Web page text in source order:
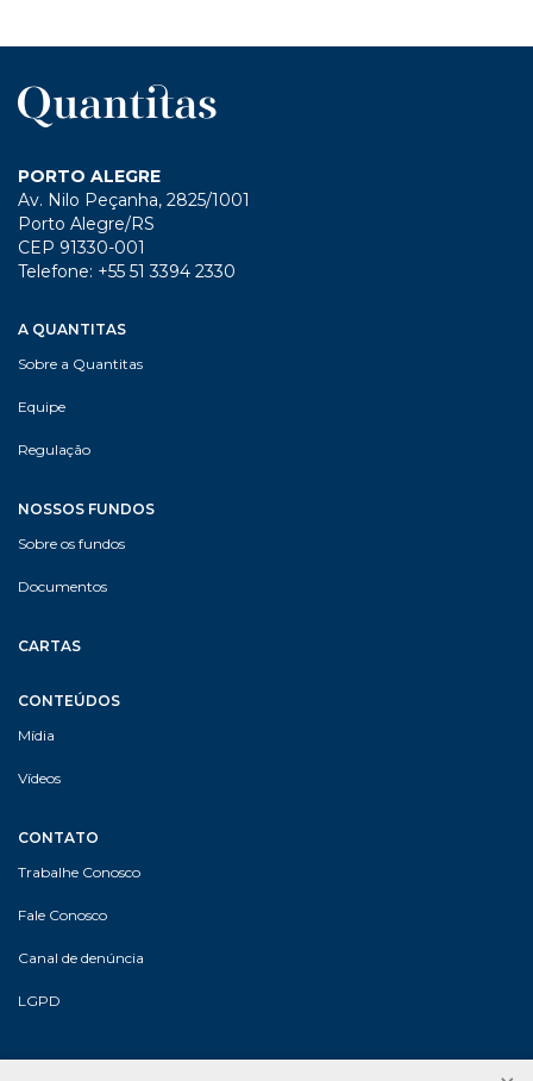
PORTO ALEGRE
Av. Nilo Peçanha, 2825/1001
Porto Alegre/RS
CEP 91330-001
Telefone: +55 51 3394 2330
A QUANTITAS
Sobre a Quantitas
Equipe
Regulação
NOSSOS FUNDOS
Sobre os fundos
Documentos
CARTAS
CONTEÚDOS
Mídia
Vídeos
CONTATO
Trabalhe Conosco
Fale Conosco
Canal de denúncia
LGPD